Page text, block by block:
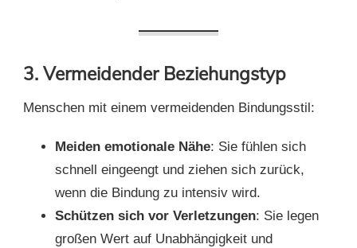
3. Vermeidender Beziehungstyp
Menschen mit einem vermeidenden Bindungsstil:
Meiden emotionale Nähe: Sie fühlen sich
schnell eingeengt und ziehen sich zurück,
wenn die Bindung zu intensiv wird.
Schützen sich vor Verletzungen: Sie legen
großen Wert auf Unabhängigkeit und